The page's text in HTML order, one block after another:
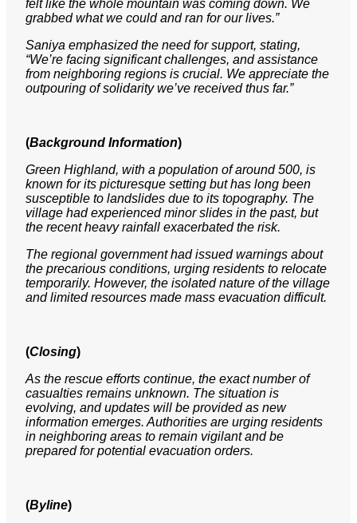
felt like the whole mountain was coming down. We
grabbed what we could and ran for our lives.”
Saniya emphasized the need for support, stating,
“We’re facing significant challenges, and assistance
from neighboring regions is crucial. We appreciate the
outpouring of solidarity we’ve received thus far.”
(Background Information)
Green Highland, with a population of around 500, is
known for its picturesque setting but has long been
susceptible to landslides due to its topography. The
village had experienced minor slides in the past, but
the recent heavy rainfall exacerbated the risk.
The regional government had issued warnings about
the precarious conditions, urging residents to relocate
temporarily. However, the isolated nature of the village
and limited resources made mass evacuation difficult.
(Closing)
As the rescue efforts continue, the exact number of
casualties remains unknown. The situation is
evolving, and updates will be provided as new
information emerges. Authorities are urging residents
in neighboring areas to remain vigilant and be
prepared for potential evacuation orders.
(Byline)